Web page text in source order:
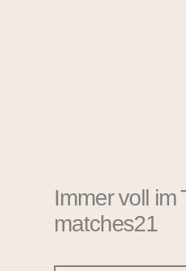
Immer voll im
matches21